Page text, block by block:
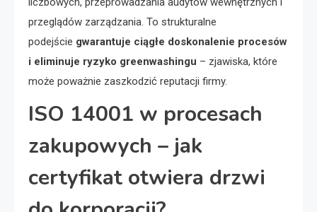
przeglądów zarządzania. To strukturalne
podejście gwarantuje ciągłe doskonalenie procesów
i eliminuje ryzyko greenwashingu – zjawiska, które
może poważnie zaszkodzić reputacji firmy.
ISO 14001 w procesach
zakupowych – jak
certyfikat otwiera drzwi